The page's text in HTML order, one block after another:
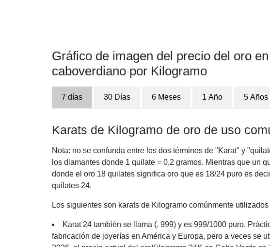
Gráfico de imagen del precio del oro
caboverdiano por Kilogramo
7 días 30 Días 6 Meses 1 Año 5 Años
Karats de Kilogramo de oro de uso
Nota: no se confunda entre los dos términos de "Karat" y
los diamantes donde 1 quilate = 0,2 gramos. Mientras que un
donde el oro 18 quilates significa oro que es 18/24 puro es
quilates 24.
Los siguientes son karats de Kilogramo comúnmente
Karat 24 también se llama (. 999) y es 999/1000 puro.
fabricación de joyerías en América y Europa, pero a veces se